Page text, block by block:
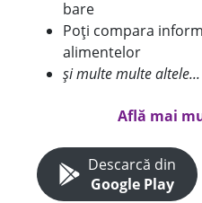
bare
Poți compara
alimentelor
și multe multe altele...
Află mai
Descarcă din
Google Play